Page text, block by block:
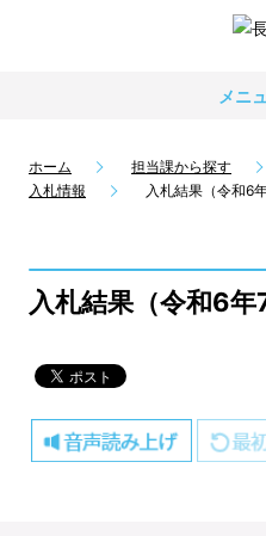
メニ
ホーム 担当課から探す
入札情報
入札結果（令和6
入札結果（令和6年